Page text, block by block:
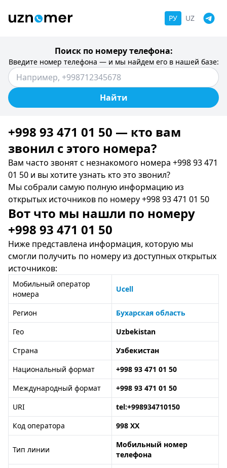
РУ UZ
Поиск по номеру телефона:
Введите номер телефона — и мы найдем его в нашей базе:
Найти
+998 93 471 01 50 — кто вам
звонил c этого номера?
Вам часто звонят с незнакомого номера +998 93 471
01 50 и вы хотите узнать кто это звонил?
Мы собрали самую полную информацию из
открытых источников по номеру +998 93 471 01 50
Вот что мы нашли по номеру
+998 93 471 01 50
Ниже представлена информация, которую мы
смогли получить по номеру из доступных открытых
источников:
Мобильный оператор
номера
Ucell
Регион
Бухарская область
Гео
Uzbekistan
Страна
Узбекистан
Национальный формат
+998 93 471 01 50
Международный формат
+998 93 471 01 50
URI
tel:+998934710150
Код оператора
998 XX
Тип линии
Мобильный номер
телефона